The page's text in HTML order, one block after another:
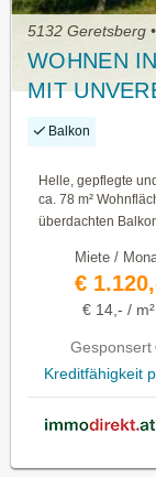
5132 Geretsberg
WOHNEN
MIT
Balkon
Helle, gepflegte
ca. 78 m²
überdachten
Miete /
€
€ 14,- / m²
Gesponsert
Kreditfähigkeit